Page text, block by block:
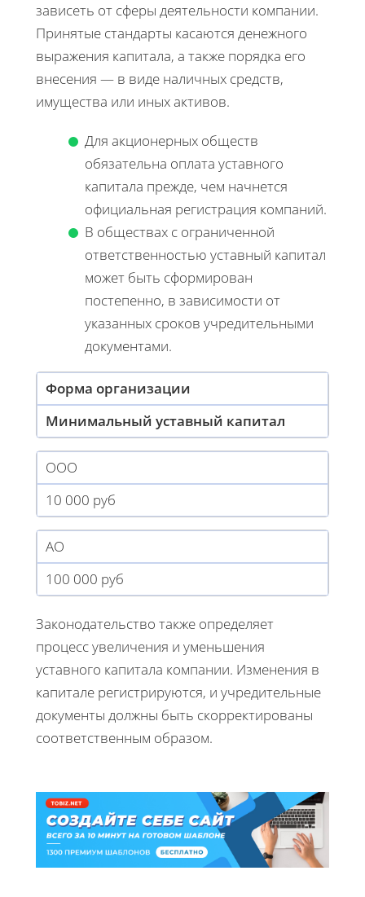
зависеть от сферы деятельности компании.
Принятые стандарты касаются денежного
выражения капитала, а также порядка его
внесения — в виде наличных средств,
имущества или иных активов.
Для акционерных обществ
обязательна оплата уставного
капитала прежде, чем начнется
официальная регистрация компаний.
В обществах с ограниченной
ответственностью уставный капитал
может быть сформирован
постепенно, в зависимости от
указанных сроков учредительными
документами.
Форма организации
Минимальный уставный капитал
ООО
10 000 руб
АО
100 000 руб
Законодательство также определяет
процесс увеличения и уменьшения
уставного капитала компании. Изменения в
капитале регистрируются, и учредительные
документы должны быть скорректированы
соответственным образом.